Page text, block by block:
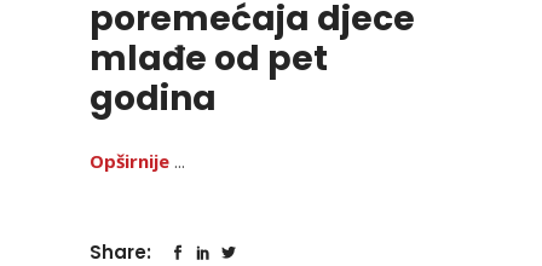
poremećaja djece
mlađe od pet
godina
Opširnije
Share: